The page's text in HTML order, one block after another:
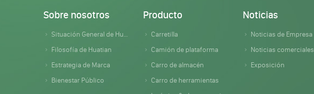
Sobre nosotros
Situación General de Huatian
Filosofía de Huatian
Estrategia de Marca
Bienestar Público
Producto
Carretilla
Camión de plataforma
Carro de almacén
Carro de herramientas
Noticias
Noticias de Empresa
Noticias comerciales
Exposición